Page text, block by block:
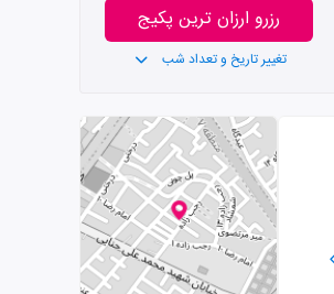
رزرو ارزان ترین پکیج
تغییر تاریخ و تعداد شب